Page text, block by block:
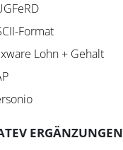
Format
Lohn + Gehalt
ERGÄNZUNGEN